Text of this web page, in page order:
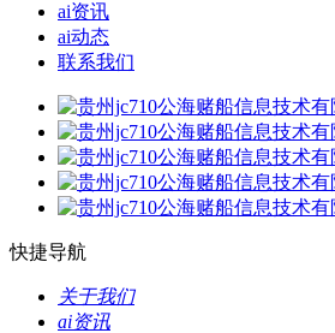
ai资讯
ai动态
联系我们
快捷导航
关于我们
ai资讯